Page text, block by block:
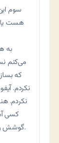
سوم
به
می‌کنم
که
نکردم.
نکردم.
کسی
گوشش رو می‌گیره، چشم‌هاش رو می‌بنده.